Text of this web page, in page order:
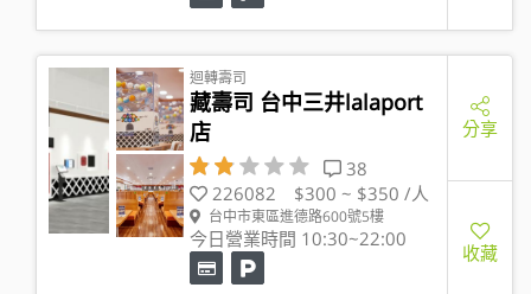
迴轉壽司
藏壽司 台中三井lalaport
店
38
226082
$300 ~ $350 /人
台中市東區進德路600號5樓
今日營業時間 10:30~22:00
分享
收藏